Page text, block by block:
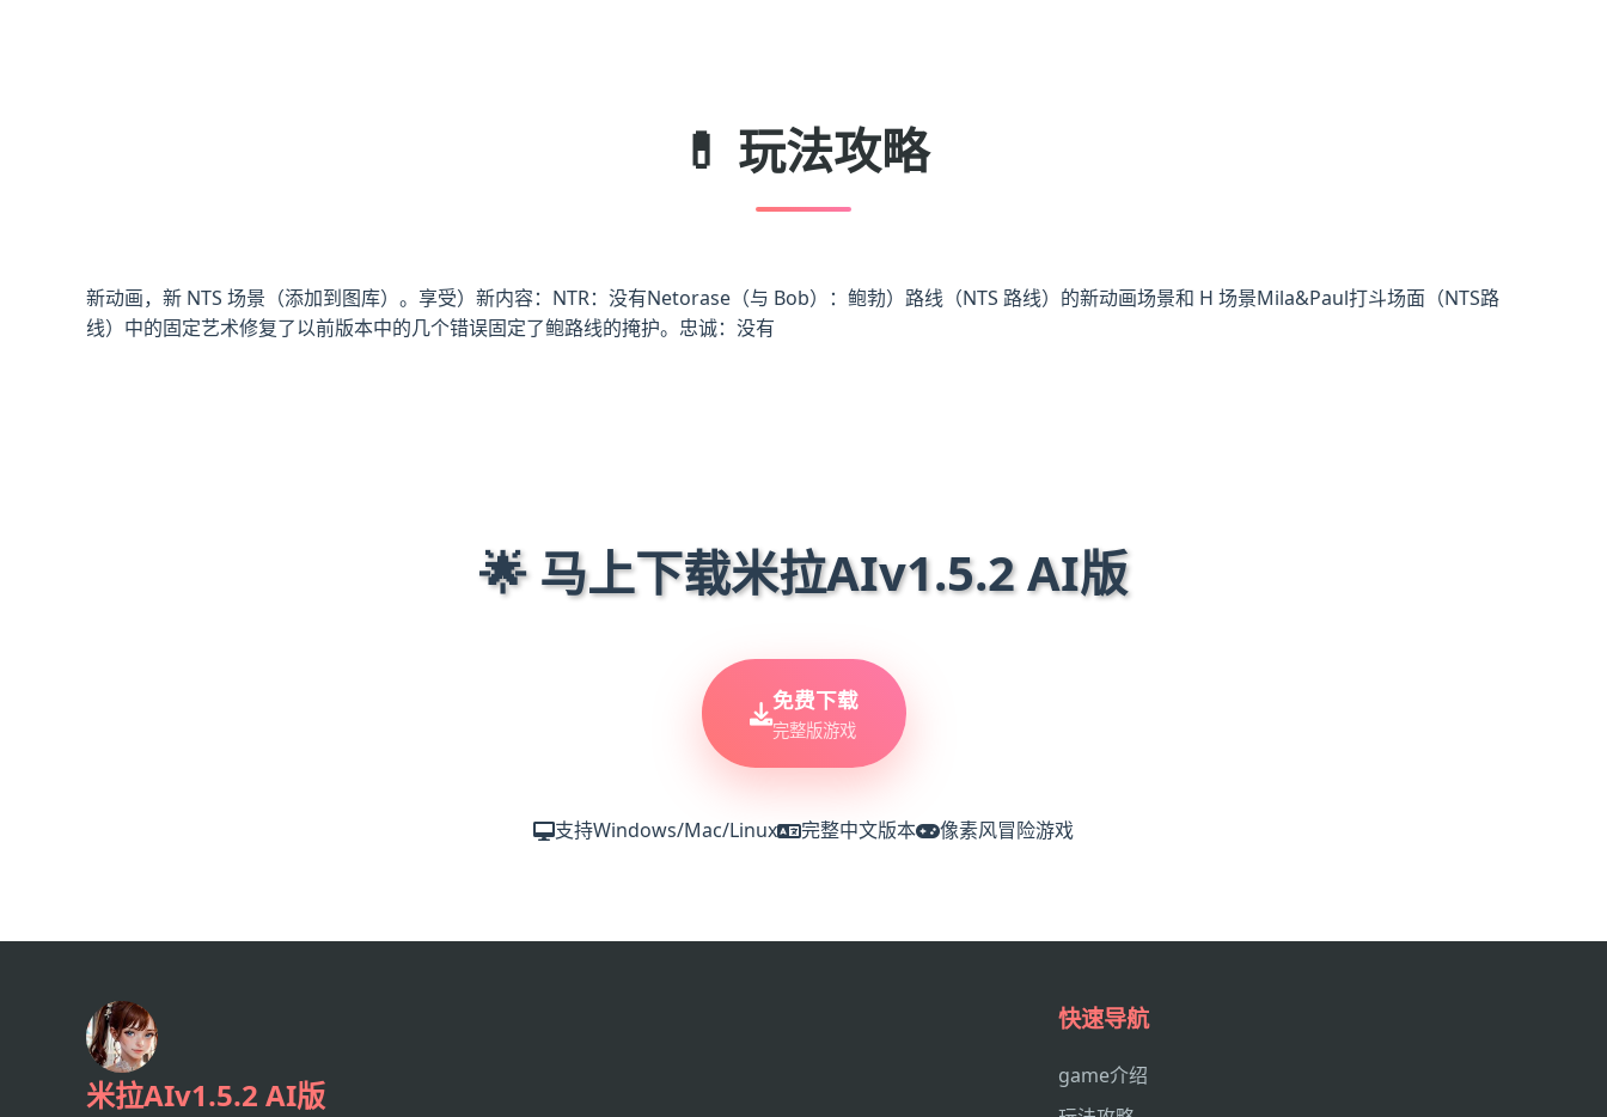
💊 玩法攻略
新动画，新 NTS 场景（添加到图库）。享受）新内容：NTR：没有Netorase（与 Bob）：鲍勃）路线（NTS 路线）的新动画场景和 H 场景Mila&Paul打斗场面（NTS路
线）中的固定艺术修复了以前版本中的几个错误固定了鲍路线的掩护。忠诚：没有
🌟 马上下载米拉AIv1.5.2 AI版
免费下载
完整版游戏
支持Windows/Mac/Linux 完整中文版本 像素风冒险游戏
米拉AIv1.5.2 AI版
快速导航
game介绍